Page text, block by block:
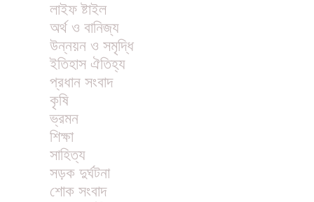
লাইফ ষ্টাইল
অর্থ ও বানিজ্য
উন্নয়ন ও সমৃদ্ধি
ইতিহাস ঐতিহ্য
প্রধান সংবাদ
কৃষি
ভ্রমন
শিক্ষা
সাহিত্য
সড়ক দুর্ঘটনা
শোক সংবাদ